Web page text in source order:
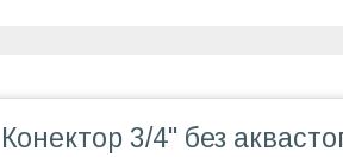
Конектор 3/4" без